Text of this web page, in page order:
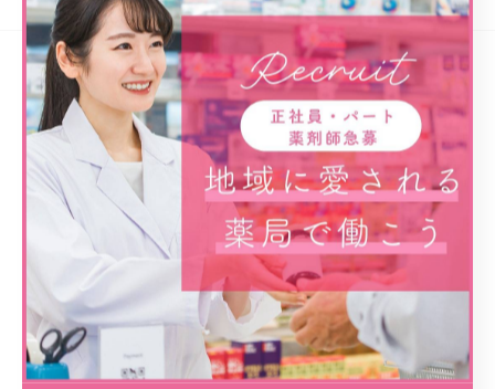
薬局で働いていただけるスタッフを募集
求人一覧
正社員またはパート・アルバイトとして一般的な薬剤師
業務に携わるスタッフを熊本市で求人し、
年齢を問わず幅広い年代の方からのご応募を歓迎してお
ります。